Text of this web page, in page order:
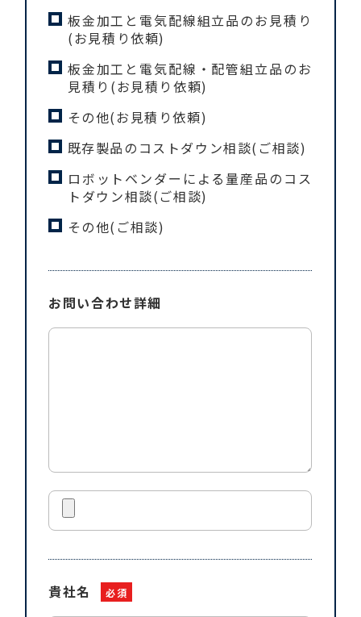
板金加工と電気配線組立品のお見積り
(お見積り依頼)
板金加工と電気配線・配管組立品のお
見積り(お見積り依頼)
その他(お見積り依頼)
既存製品のコストダウン相談(ご相談)
ロボットベンダーによる量産品のコス
トダウン相談(ご相談)
その他(ご相談)
お問い合わせ詳細
貴社名 必須